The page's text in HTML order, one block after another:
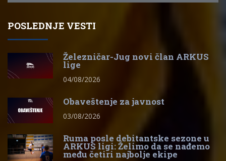
POSLEDNJE VESTI
Železničar-Jug novi član ARKUS
lige
04/08/2026
Obaveštenje za javnost
03/08/2026
Ruma posle debitantske sezone u
ARKUS ligi: Želimo da se nađemo
među četiri najbolje ekipe